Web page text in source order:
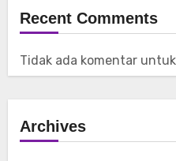
Recent Comments
Tidak ada komentar
Archives